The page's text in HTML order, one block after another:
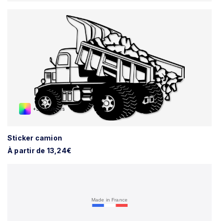
+37 couleurs
Sticker camion
À partir de 13,24€
Made in France